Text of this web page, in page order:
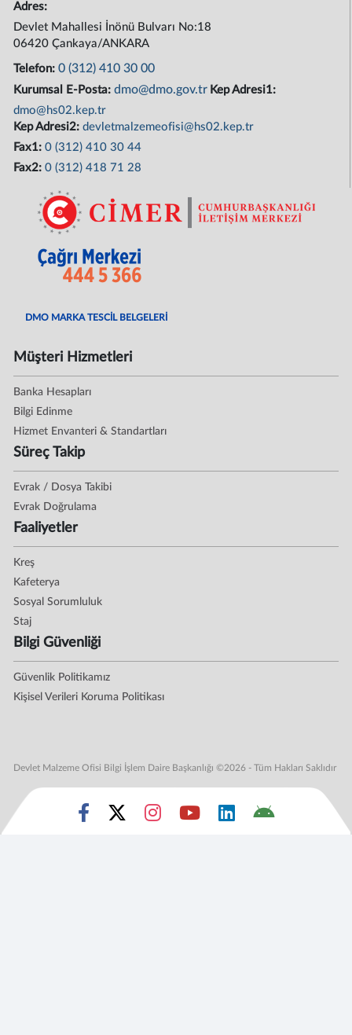
Adres:
Devlet Mahallesi İnönü Bulvarı No:18
06420 Çankaya/ANKARA
Telefon:0 (312) 410 30 00
Kurumsal E-Posta:dmo@dmo.gov.tr Kep Adresi1:
dmo@hs02.kep.tr
Kep Adresi2:devletmalzemeofisi@hs02.kep.tr
Fax1:0 (312) 410 30 44
Fax2:0 (312) 418 71 28
DMO MARKA TESCİL BELGELERİ
Müşteri Hizmetleri
Banka Hesapları
Bilgi Edinme
Hizmet Envanteri & Standartları
Süreç Takip
Evrak / Dosya Takibi
Evrak Doğrulama
Faaliyetler
Kreş
Kafeterya
Sosyal Sorumluluk
Staj
Bilgi Güvenliği
Güvenlik Politikamız
Kişisel Verileri Koruma Politikası
Devlet Malzeme Ofisi Bilgi İşlem Daire Başkanlığı ©2026 - Tüm Hakları Saklıdır